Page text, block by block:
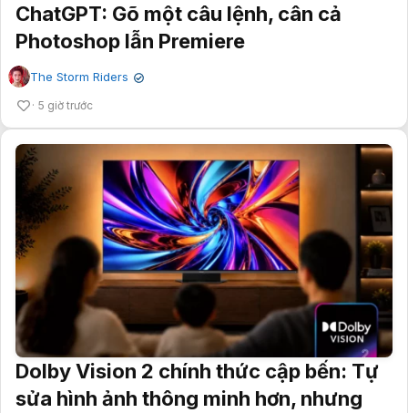
ChatGPT: Gõ một câu lệnh, cân cả
Photoshop lẫn Premiere
The Storm Riders ✔
5 giờ trước
Dolby Vision 2 chính thức cập bến: Tự
sửa hình ảnh thông minh hơn, nhưng